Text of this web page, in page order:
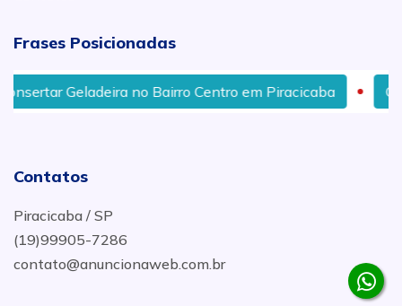
Frases Posicionadas
Geladeira no Bairro Centro em Piracicaba Onde
Contatos
Piracicaba / SP
(19)99905-7286
contato@anuncionaweb.com.br